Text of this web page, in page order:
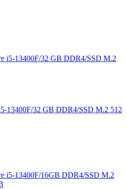
13400F/32 GB DDR4/SSD M.2 512